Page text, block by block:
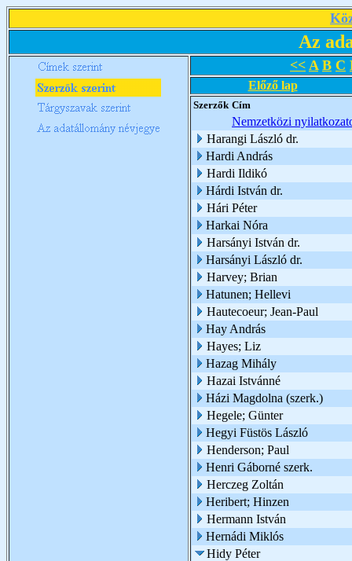
Az
<< A B C
Előző lap
Szerzők Cím
Nemzetközi
Harangi László dr.
Hardi András
Hardi Ildikó
Hárdi István dr.
Hári Péter
Harkai Nóra
Harsányi István dr.
Harsányi László dr.
Harvey; Brian
Hatunen; Hellevi
Hautecoeur; Jean-Paul
Hay András
Hayes; Liz
Hazag Mihály
Hazai Istvánné
Házi Magdolna (szerk.)
Hegele; Günter
Hegyi Füstös László
Henderson; Paul
Henri Gáborné szerk.
Herczeg Zoltán
Heribert; Hinzen
Hermann István
Hernádi Miklós
Hidy Péter